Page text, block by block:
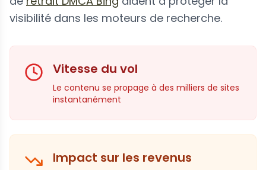
visibilité dans les moteurs de recherche.
Vitesse du vol
Le contenu se propage à des milliers de sites
instantanément
Impact sur les revenus